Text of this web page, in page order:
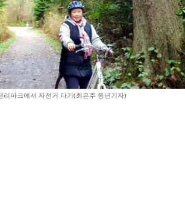
파크에서 자전거 타기(최은주 동년기자)